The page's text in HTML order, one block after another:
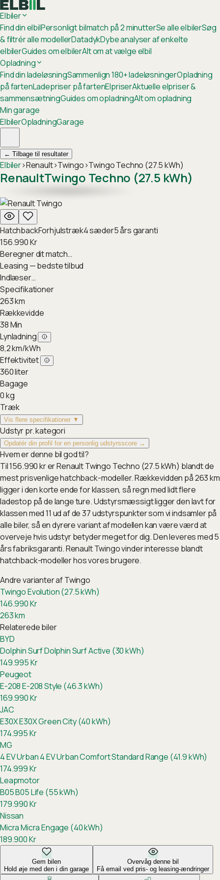
Elbiler
Find din elbilPersonligt bilmatch på 2 minutterSe alle elbilerSøg
& filtrér alle modellerDatadykDybe analyser af enkelte
elbilerGuides om elbilerAlt om at vælge elbil
Opladning
Find din ladeløsningSammenlign 180+ ladeløsningerOpladning
på fartenLadepriser på fartenElpriserAktuelle elpriser &
sammensætningGuides om opladningAlt om opladning
Min garage
ElbilerOpladningGarage
← Tilbage til resultater
Elbiler›Renault›Twingo›Twingo Techno (27.5 kWh)
RenaultTwingo Techno (27.5 kWh)
HatchbackForhjulstræk4sæder5års garanti
156.990Kr
Beregner dit match…
Leasing — bedste tilbud
Indlæser…
Specifikationer
263km
Rækkevidde
38Min
Lynladning
8,2km/kWh
Effektivitet
360liter
Bagage
0kg
Træk
Vis flere specifikationer ▼
Udstyr pr. kategori
Opdatér din profil for en personlig udstyrsscore →
Hvem er denne bil god til?
Til 156.990 kr er Renault Twingo Techno (27.5 kWh) blandt de
mest prisvenlige hatchback-modeller. Rækkevidden på 263 km
ligger i den korte ende for klassen, så regn med lidt flere
ladestop på de lange ture. Udstyrsmæssigt ligger den lavt for
klassen med 11 ud af de 37 udstyrspunkter som vi indsamler på
alle biler, så en dyrere variant af modellen kan være værd at
overveje hvis udstyr betyder meget for dig. Den leveres med 5
års fabriksgaranti. Renault Twingo vinder interesse blandt
hatchback-modeller hos vores brugere.
Andre varianter afTwingo
Twingo Evolution (27.5 kWh)
146.990Kr
263km
Relaterede biler
BYD
Dolphin SurfDolphin Surf Active (30 kWh)
149.995Kr
Peugeot
E-208E-208 Style (46.3 kWh)
169.990Kr
JAC
E30XE30X Green City (40 kWh)
174.995Kr
MG
4 EV Urban4 EV Urban Comfort Standard Range (41.9 kWh)
174.999Kr
Leapmotor
B05B05 Life (55 kWh)
179.990Kr
Nissan
MicraMicra Engage (40 kWh)
189.900Kr
Gem bilen
Hold øje med den i din garage
Overvåg denne bil
Få email ved pris- og leasing-ændringer